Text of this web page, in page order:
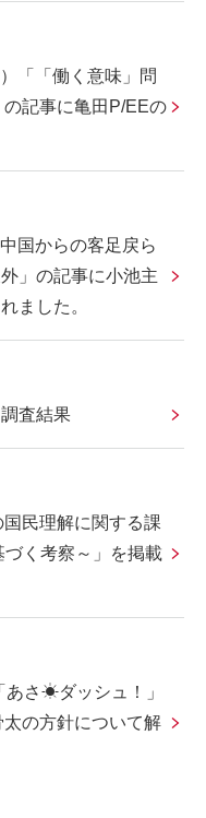
「「働く意味」問
記事に亀田P/EEの
国からの客足戻ら
」の記事に小池主
ました。
査結果
民理解に関する課
く考察～」を掲載
さ☀ダッシュ！」
太の方針について解